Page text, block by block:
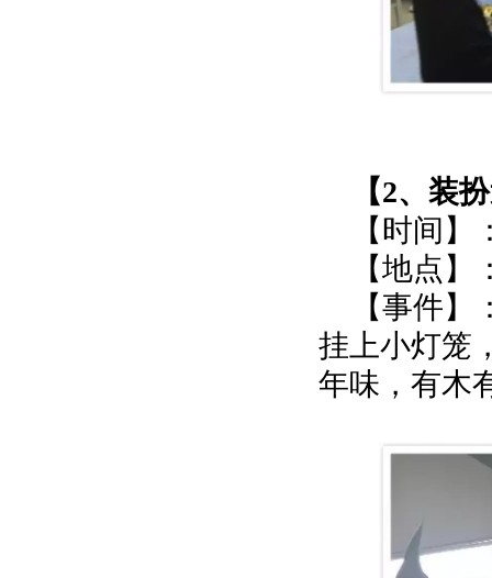
【2、装
【时间】
【地点
【事件
挂上小灯笼
年味，有木